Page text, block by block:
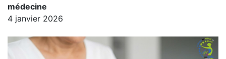
médecine
4 janvier 2026